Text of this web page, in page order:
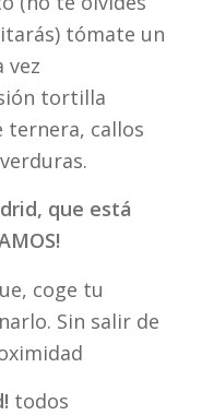
tómate un
vez
tortilla
callos
que está
coge tu
Sin salir de
todos